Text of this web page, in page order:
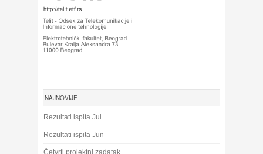
NAJNOVIJE
Rezultati ispita Jul
Rezultati ispita Jun
Četvrti projektni zadatak